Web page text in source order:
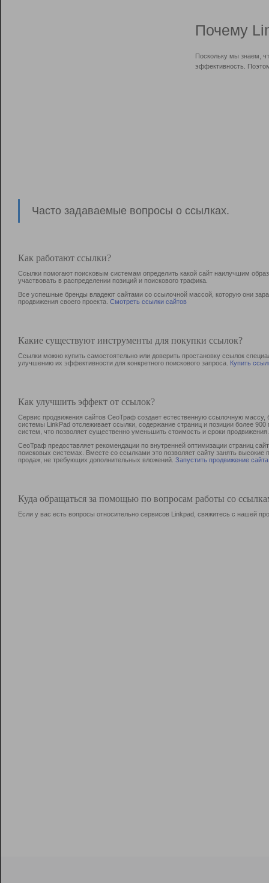
Почему
Поскольку мы знаем,
эффективность.
Часто задаваемые вопросы о ссылках.
Как работают ссылки?
Ссылки помогают поисковым системам определить какой сайт наилучшим
участвовать в раcпределении позиций и поискового трафика.
Все успешные бренды владеют сайтами со ссылочной массой, которую они
продвижения своего проекта. Смотреть ссылки сайтов
Какие существуют инструменты для покупки ссылок?
Ссылки можно купить самостоятельно или доверить простановку ссылок
улучшению их эффективности для конкретного поискового запроса. Купить
Как улучшить эффект от ссылок?
Сервис продвижения сайтов СеоТраф создает естественную ссылочную
системы LinkPad отслеживает ссылки, содержание страниц и позиции более
систем, что позволяет существенно уменьшить стоимость и сроки продвижения.
СеоТраф предоставляет рекомендации по внутренней оптимизации страниц
поисковых системах. Вместе со ссылками это позволяет сайту занять
продаж, не требующих дополнительных вложений. Запустить продвижение сайта
Куда обращаться за помощью по вопросам работы со
Если у вас есть вопросы относительно сервисов Linkpad, свяжитесь с нашей